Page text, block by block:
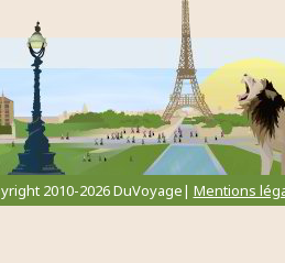
2010-2026 DuVoyage| Mentions